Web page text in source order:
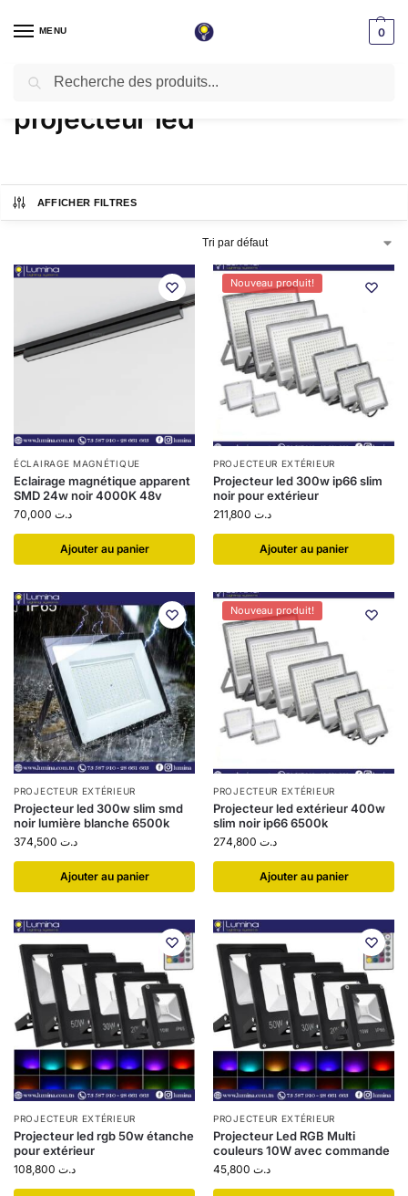
MENU 0
Accueil / Produits identifiés “projecteur led”
projecteur led
AFFICHER FILTRES
ÉCLAIRAGE MAGNÉTIQUE
Eclairage magnétique apparent
SMD 24w noir 4000K 48v
د.ت
Ajouter au panier
Nouveau produit!
PROJECTEUR EXTÉRIEUR
Projecteur led 300w ip66 slim
noir pour extérieur
د.ت
Ajouter au panier
PROJECTEUR EXTÉRIEUR
Projecteur led 300w slim smd
noir lumière blanche 6500k
د.ت
Ajouter au panier
Nouveau produit!
PROJECTEUR EXTÉRIEUR
Projecteur led extérieur 400w
slim noir ip66 6500k
د.ت
Ajouter au panier
PROJECTEUR EXTÉRIEUR
Projecteur led rgb 50w étanche
pour extérieur
د.ت
PROJECTEUR EXTÉRIEUR
Projecteur Led RGB Multi
couleurs 10W avec commande
د.ت